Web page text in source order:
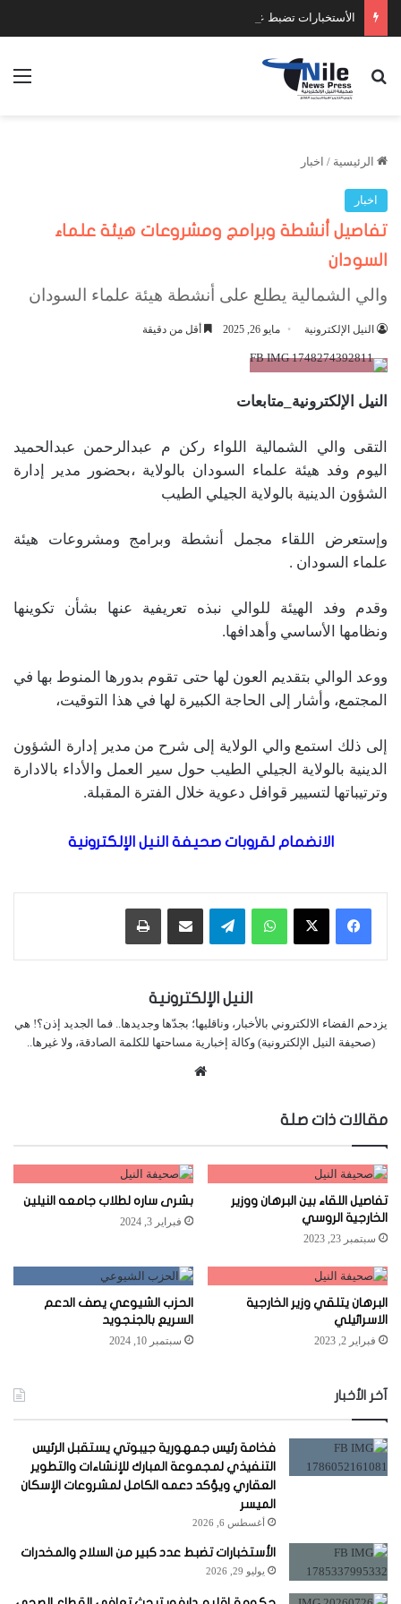
الأستخبارات تضبط عدد كبير من السلاح والمخدرات
بحث عن
الرئيسية / اخبار
اخبار
تفاصيل أنشطة وبرامج ومشروعات هيئة علماء
السودان
والي الشمالية يطلع على أنشطة هيئة علماء السودان
النيل الإلكترونية مايو 26, 2025 أقل من دقيقة
النيل الإلكترونية_متابعات
التقى والي الشمالية اللواء ركن م عبدالرحمن عبدالحميد
اليوم وفد هيئة علماء السودان بالولاية ،بحضور مدير إدارة
الشؤون الدينية بالولاية الجيلي الطيب
وإستعرض اللقاء مجمل أنشطة وبرامج ومشروعات هيئة
علماء السودان .
وقدم وفد الهيئة للوالي نبذه تعريفية عنها بشأن تكوينها
ونظامها الأساسي وأهدافها.
ووعد الوالي بتقديم العون لها حتى تقوم بدورها المنوط بها في
المجتمع، وأشار إلى الحاجة الكبيرة لها في هذا التوقيت،
إلى ذلك استمع والي الولاية إلى شرح من مدير إدارة الشؤون
الدينية بالولاية الجيلي الطيب حول سير العمل والأداء بالادارة
وترتيباتها لتسيير قوافل دعوية خلال الفترة المقبلة.
الانضمام لقروبات صحيفة النيل الإلكترونية
واتساب تيلقرام مشاركة عبر البريد طباعة
النيل الإلكترونية
يزدحم الفضاء الالكتروني بالأخبار، وناقليها؛ بجدّها وجديدها.. فما الجديد إذن؟! هي
(صحيفة النيل الإلكترونية) وكالة إخبارية مساحتها للكلمة الصادقة، ولا غيرها..
مقالات ذات صلة
تفاصيل اللقاء بين البرهان ووزير
الخارجية الروسي
سبتمبر 23, 2023
بشرى ساره لطلاب جامعه النيلين
فبراير 3, 2024
البرهان يتلقي وزير الخارجية
الاسرائيلي
فبراير 2, 2023
الحزب الشيوعي يصف الدعم
السريع بالجنجويد
سبتمبر 10, 2024
آخر الأخبار
فخامة رئيس جمهورية جيبوتي يستقبل الرئيس
التنفيذي لمجموعة المبارك للإنشاءات والتطوير
العقاري ويؤكد دعمه الكامل لمشروعات الإسكان
الميسر
أغسطس 6, 2026
الأستخبارات تضبط عدد كبير من السلاح والمخدرات
يوليو 29, 2026